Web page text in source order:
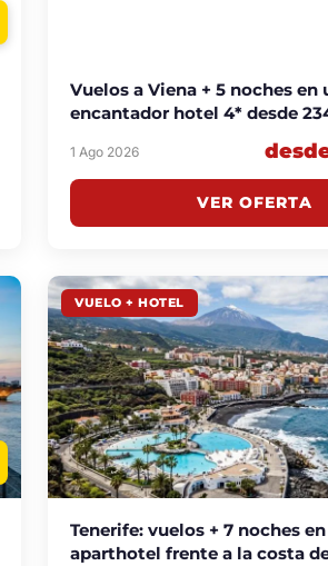
Vuelos a Viena + 5 noches en
encantador hotel 4* desde
1 Ago 2026
VER OFERTA
VUELO + HOTEL
Tenerife: vuelos + 7 noches
aparthotel frente a la costa